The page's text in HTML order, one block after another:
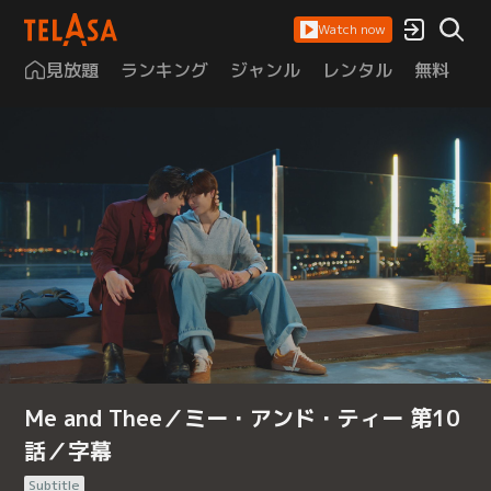
Watch now
見放題 ランキング ジャンル レンタル 無料
Me and Thee／ミー・アンド・ティー 第10
話／字幕
Subtitle